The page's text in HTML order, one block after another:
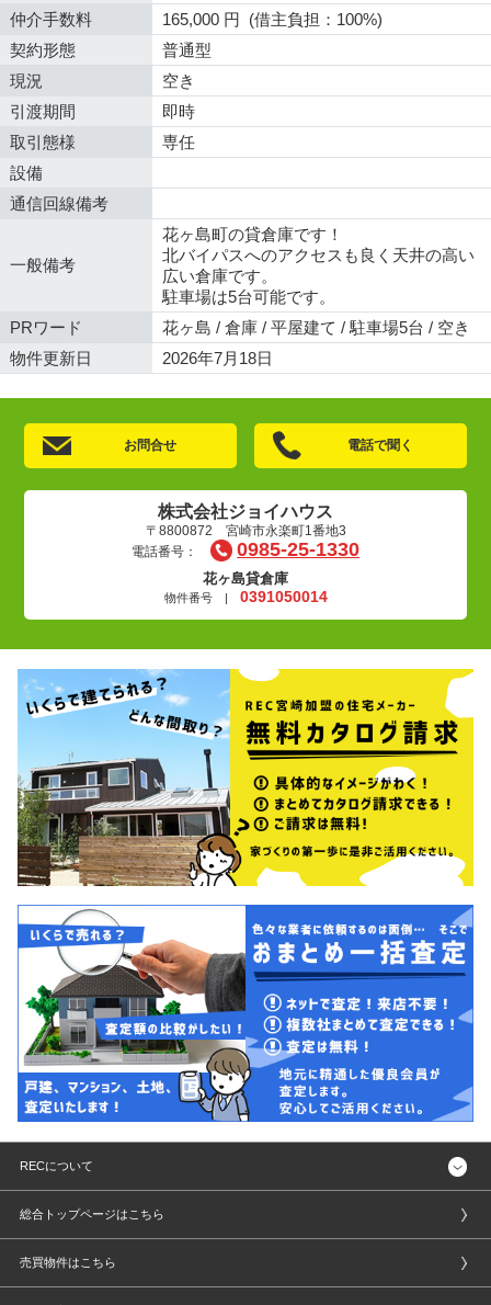
仲介手数料
165,000 円 (借主負担：100%)
契約形態
普通型
現況
空き
引渡期間
即時
取引態様
専任
設備
通信回線備考
一般備考
花ヶ島町の貸倉庫です！
北バイパスへのアクセスも良く天井の高い
広い倉庫です。
駐車場は5台可能です。
PRワード
花ヶ島 / 倉庫 / 平屋建て / 駐車場5台 / 空き
物件更新日
2026年7月18日
お問合せ 電話で聞く
株式会社ジョイハウス
〒8800872 宮崎市永楽町1番地3
電話番号：
0985-25-1330
花ヶ島貸倉庫
物件番号 | 0391050014
RECについて
総合トップページはこちら
売買物件はこちら